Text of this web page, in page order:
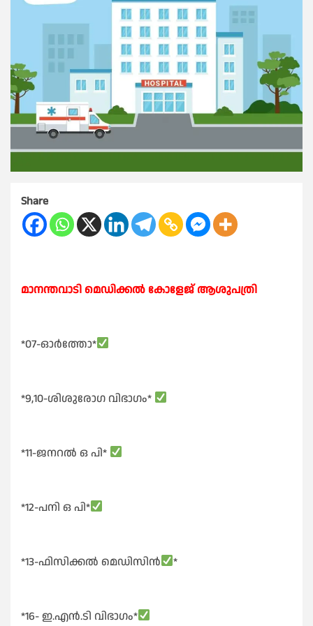
Share
മാനന്തവാടി മെഡിക്കൽ കോളേജ് ആശുപത്രി
*07-ഓർത്തോ*
*9,10-ശിശുരോഗ വിഭാഗം*
*11-ജനറൽ ഒ പി*
*12-പനി ഒ പി*
*13-ഫിസിക്കൽ മെഡിസിൻ *
*16- ഇ.എൻ.ടി വിഭാഗം*